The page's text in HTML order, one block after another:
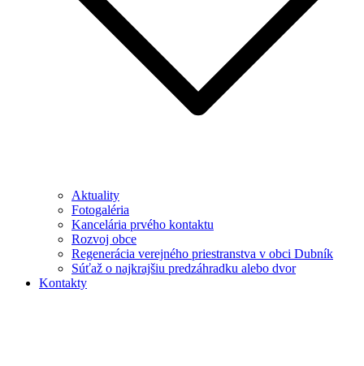
Aktuality
Fotogaléria
Kancelária prvého kontaktu
Rozvoj obce
Regenerácia verejného priestranstva v obci Dubník
Súťaž o najkrajšiu predzáhradku alebo dvor
Kontakty